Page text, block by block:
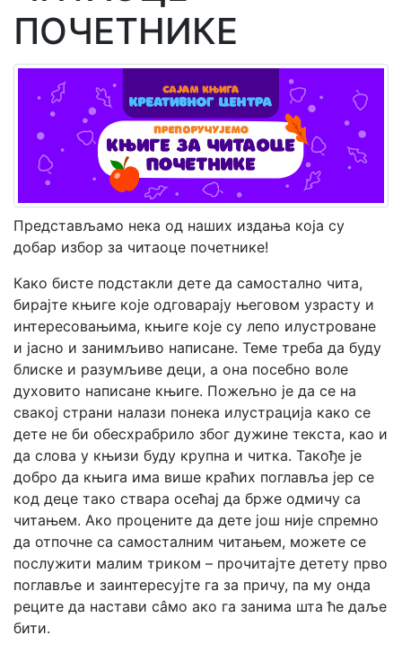
Мој
налог
ПОЧЕТНИКЕ
Представљамо нека од наших издања која су
добар избор за читаоце почетнике!
Како бисте подстакли дете да самостално чита,
бирајте књиге које одговарају његовом узрасту и
интересовањима, књиге које су лепо илустроване
и јасно и занимљиво написане. Теме треба да буду
блиске и разумљиве деци, а она посебно воле
духовито написане књиге. Пожељно је да се на
свакој страни налази понека илустрација како се
дете не би обесхрабрило због дужине текста, као и
да слова у књизи буду крупна и читка. Такође је
добро да књига има више краћих поглавља јер се
код деце тако ствара осећај да брже одмичу са
читањем. Ако процените да дете још није спремно
да отпочне са самосталним читањем, можете се
послужити малим триком – прочитајте детету прво
поглавље и заинтересујте га за причу, па му онда
реците да настави сâмо ако га занима шта ће даље
бити.